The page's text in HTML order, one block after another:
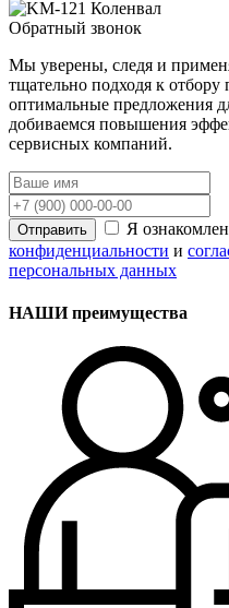
Обратный звонок
Мы уверены, следя и
тщательно подходя к
оптимальные предложения
добиваемся повышения
сервисных компаний.
Отправить Я
конфиденциальности и
персональных данных
НАШИ преимущества